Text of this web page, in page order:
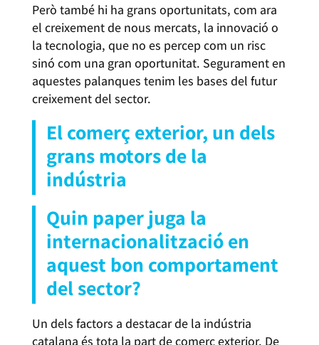
Però també hi ha grans oportunitats, com ara
el creixement de nous mercats, la innovació o
la tecnologia, que no es percep com un risc
sinó com una gran oportunitat. Segurament en
aquestes palanques tenim les bases del futur
creixement del sector.
El comerç exterior, un dels
grans motors de la
indústria
Quin paper juga la
internacionalització en
aquest bon comportament
del sector?
Un dels factors a destacar de la indústria
catalana és tota la part de comerç exterior. De